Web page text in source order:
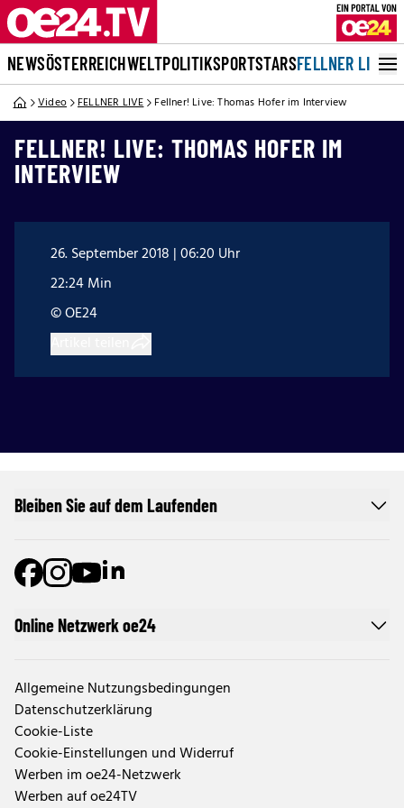
NEWSÖSTERREICHWELTPOLITIKSPORTSTARSFELLNER LIVE
Video FELLNER LIVE Fellner! Live: Thomas Hofer im Interview
FELLNER! LIVE: THOMAS HOFER IM
INTERVIEW
26. September 2018 | 06:20 Uhr
22:24 Min
© OE24
Online Netzwerk oe24
Allgemeine Nutzungsbedingungen
Datenschutzerklärung
Cookie-Liste
Cookie-Einstellungen und Widerruf
Werben im oe24-Netzwerk
Werben auf oe24TV
Bleiben Sie auf dem Laufenden